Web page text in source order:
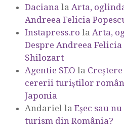
Daciana la Arta,
Andreea Felicia
Instapress.ro la Arta,
Despre Andreea Felicia
Shilozart
Agentie SEO la
cererii turiștilor
Japonia
Andariel la Eşec sau
turism din România?